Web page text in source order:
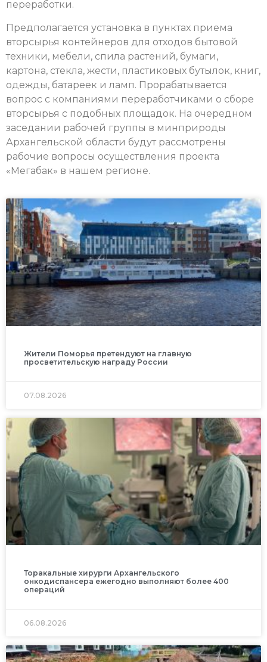
переработки.
Предполагается установка в пунктах приема
вторсырья контейнеров для отходов бытовой
техники, мебели, спила растений, бумаги,
картона, стекла, жести, пластиковых бутылок, книг,
одежды, батареек и ламп. Прорабатывается
вопрос с компаниями переработчиками о сборе
вторсырья с подобных площадок. На очередном
заседании рабочей группы в минприроды
Архангельской области будут рассмотрены
рабочие вопросы осуществления проекта
«Мегабак» в нашем регионе.
Жители Поморья претендуют на главную
просветительскую награду России
07.08.2026
Торакальные хирурги Архангельского
онкодиспансера ежегодно выполняют более 400
операций
06.08.2026